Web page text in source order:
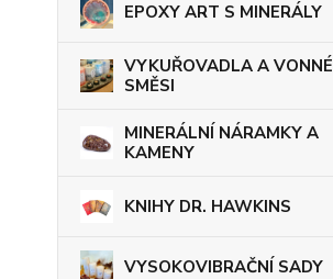
EPOXY ART S MINERÁLY
VYKUŘOVADLA A VONNÉ
SMĚSI
MINERÁLNÍ NÁRAMKY A
KAMENY
KNIHY DR. HAWKINS
VYSOKOVIBRAČNÍ SADY